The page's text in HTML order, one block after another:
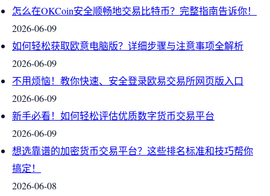
怎么在OKCoin安全顺畅地交易比特币？完整指南告诉你！
2026-06-09
如何轻松获取欧意电脑版？详细步骤与注意事项全解析
2026-06-09
不用烦恼！教你快速、安全登录欧易交易所网页版入口
2026-06-09
新手必看！如何轻松评估优质数字货币交易平台
2026-06-09
想选靠谱的加密货币交易平台？这些排名标准和技巧帮你
搞定！
2026-06-08